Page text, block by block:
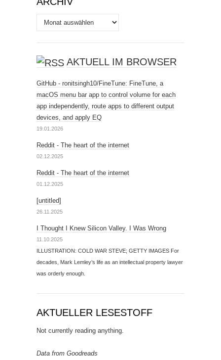
Archiv
AKTUELL IM BROWSER
GitHub - ronitsingh10/FineTune: FineTune, a
macOS menu bar app to control volume for each
app independently, route apps to different output
devices, and apply EQ
19.01.2026
Reddit - The heart of the internet
02.12.2025
Reddit - The heart of the internet
01.12.2025
[untitled]
26.11.2025
I Thought I Knew Silicon Valley. I Was Wrong
11.10.2025
ILLUSTRATION: COLD WAR STEVE; GETTY IMAGES For
decades, Mark Lemley’s life as an intellectual property lawyer
was orderly enough.
AKTUELLER LESESTOFF
Not currently reading anything.
Data from Goodreads